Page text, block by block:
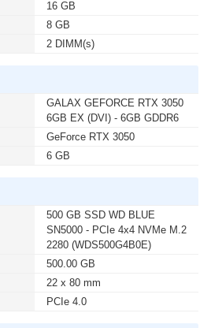
บาท UPS SYNDOME (ECO II
900WATT (1 เซ็ต ต่อ 1 อัน) สนใจโปร
017-4444
16 GB
8 GB
2 DIMM(s)
GALAX GEFORCE RTX 3050
6GB EX (DVI) - 6GB GDDR6
GeForce RTX 3050
6 GB
500 GB SSD WD BLUE
SN5000 - PCIe 4x4 NVMe M.2
2280 (WDS500G4B0E)
500.00 GB
22 x 80 mm
PCIe 4.0